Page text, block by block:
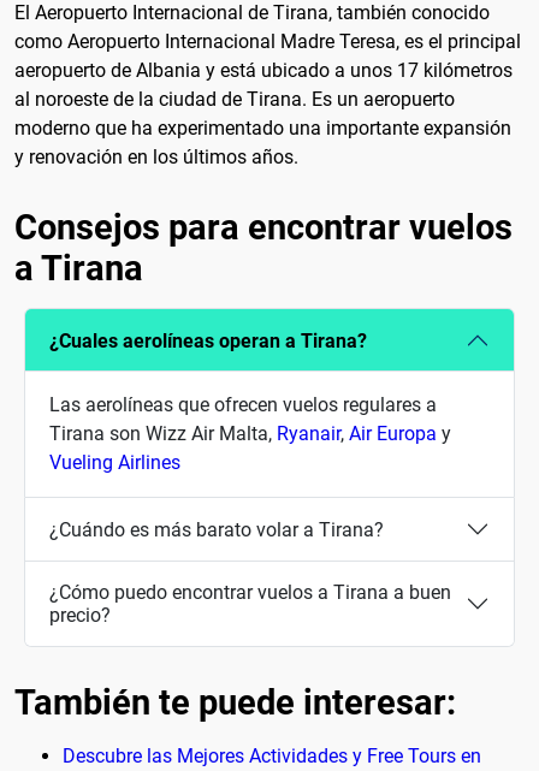
El Aeropuerto Internacional de Tirana, también conocido
como Aeropuerto Internacional Madre Teresa, es el principal
aeropuerto de Albania y está ubicado a unos 17 kilómetros
al noroeste de la ciudad de Tirana. Es un aeropuerto
moderno que ha experimentado una importante expansión
y renovación en los últimos años.
Consejos para encontrar vuelos
a Tirana
¿Cuales aerolíneas operan a Tirana?
Las aerolíneas que ofrecen vuelos regulares a
Tirana son Wizz Air Malta, Ryanair, Air Europa y
Vueling Airlines
¿Cuándo es más barato volar a Tirana?
¿Cómo puedo encontrar vuelos a Tirana a buen
precio?
También te puede interesar:
Descubre las Mejores Actividades y Free Tours en